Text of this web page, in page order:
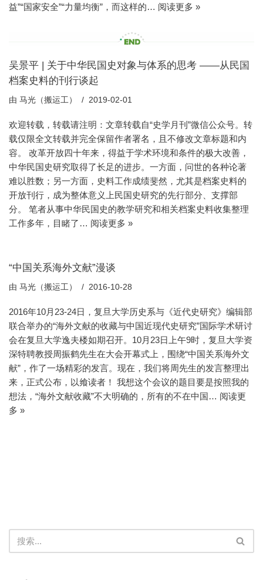
益”“国家安全”“力量均衡”，而这样的… 阅读更多 »
吴景平 | 关于中华民国史对象与体系的思考 ——从民国
档案史料的刊行谈起
由 马光（搬运工） 2019-02-01
欢迎转载，转载请注明：文章转载自“史学月刊”微信公众号。转
载仅限全文转载并完全保留作者署名，且不修改文章标题和内
容。 改革开放四十年来，得益于学术环境和条件的极大改善，
中华民国史研究取得了长足的进步。一方面，问世的各种论著
难以胜数；另一方面，史料工作成绩斐然，尤其是档案史料的
开放刊行，成为整体意义上民国史研究的先行部分、支撑部
分。 笔者从事中华民国史的教学研究和相关档案史料收集整理
工作多年，目睹了… 阅读更多 »
“中国关系海外文献”漫谈
由 马光（搬运工） 2016-10-28
2016年10月23-24日，复旦大学历史系与《近代史研究》编辑部
联合举办的“海外文献的收藏与中国近现代史研究”国际学术研讨
会在复旦大学逸夫楼如期召开。10月23日上午9时，复旦大学资
深特聘教授周振鹤先生在大会开幕式上，围绕“中国关系海外文
献”，作了一场精彩的发言。现在，我们将周先生的发言整理出
来，正式公布，以飨读者！ 我想这个会议的题目要是按照我的
想法，“海外文献收藏”不大明确的，所有的不在中国… 阅读更
多 »